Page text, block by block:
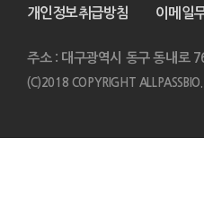
개인정보취급방침 이메일
주소 : 대구광역시 동구 동내로
(C)2018 COPYRIGHT ALLPASSBIO.